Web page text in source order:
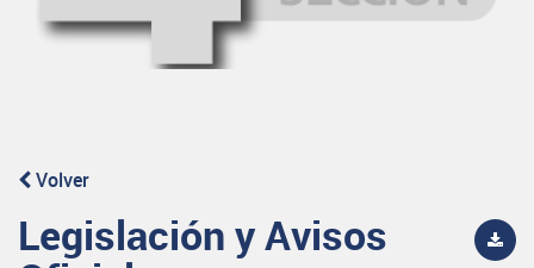
Volver
Legislación y Avisos